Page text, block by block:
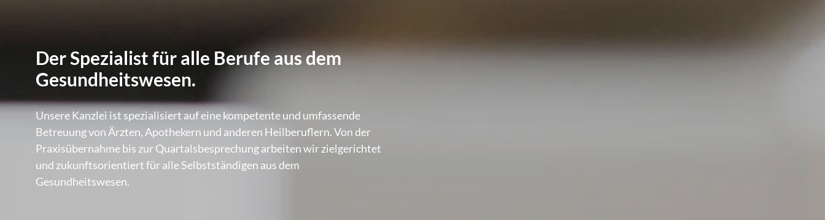
Der Spezialist für alle Berufe aus dem
Gesundheitswesen.
Unsere Kanzlei ist spezialisiert auf eine kompetente und umfassende
Betreuung von Ärzten, Apothekern und anderen Heilberuflern. Von der
Praxisübernahme bis zur Quartalsbesprechung arbeiten wir zielgerichtet
und zukunftsorientiert für alle Selbstständigen aus dem
Gesundheitswesen.